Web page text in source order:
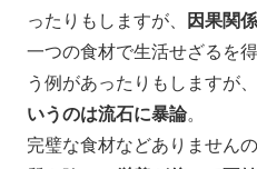
ったりもしますが、
因果関
一つの食材で生活せざるを
う例があったりもしますが、
いうのは流石に暴論。
完璧な食材などありません